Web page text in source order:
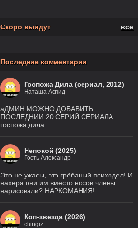
Скоро выйдут все
Последние комментарии
Госпожа Дила (сериал, 2012)
Наташа Аспид
аДМИН МОЖНО ДОБАВИТЬ
ПОСЛЕДНИИ 20 СЕРИЙ СЕРИАЛА
госпожа дила
Непокой (2025)
Гость Александр
Это не ужасы, это грёбаный психодел! И
нахера они им вместо носов члены
нарисовали? НАРКОМАНИЯ!
Коп-звезда (2026)
chingiz